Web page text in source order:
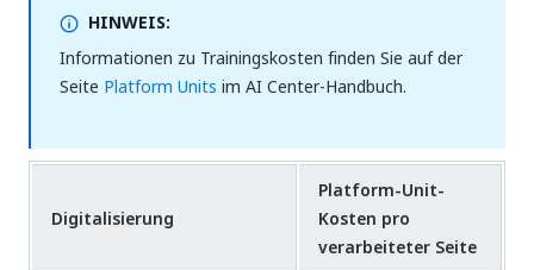
HINWEIS:
Informationen zu Trainingskosten finden Sie auf der
Seite Platform Units im AI Center-Handbuch.
Digitalisierung
Platform-Unit-
Kosten pro
verarbeiteter Seite